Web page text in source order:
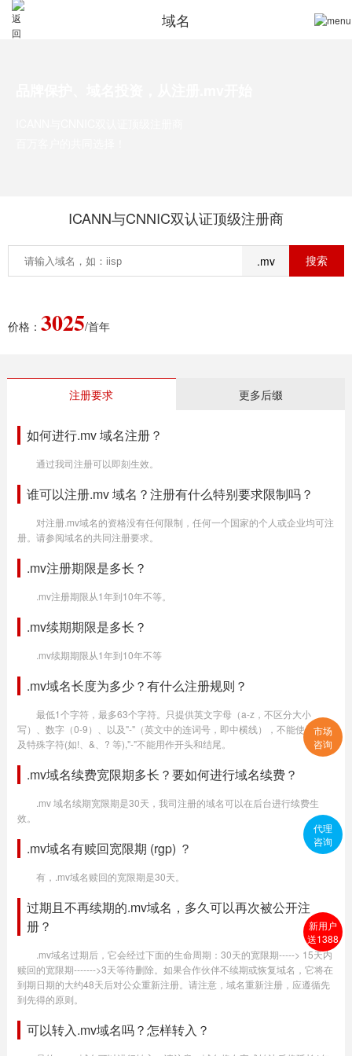
域名
ICANN与CNNIC双认证顶级注册商
.mv
价格： 3025/首年
注册要求 更多后缀
如何进行.mv 域名注册？
通过我司注册可以即刻生效。
谁可以注册.mv 域名？注册有什么特别要求限制吗？
对注册.mv域名的资格没有任何限制，任何一个国家的个人或企业均可注
册。请参阅域名的共同注册要求。
.mv注册期限是多长？
.mv注册期限从1年到10年不等。
.mv续期期限是多长？
.mv续期期限从1年到10年不等
.mv域名长度为多少？有什么注册规则？
最低1个字符，最多63个字符。只提供英文字母（a-z，不区分大小
写）、数字（0-9）、以及"-"（英文中的连词号，即中横线），不能使用空格
及特殊字符(如!、&、? 等),"-"不能用作开头和结尾。
.mv域名续费宽限期多长？要如何进行域名续费？
.mv 域名续期宽限期是30天，我司注册的域名可以在后台进行续费生
效。
.mv域名有赎回宽限期 (rgp) ？
有，.mv域名赎回的宽限期是30天。
过期且不再续期的.mv域名，多久可以再次被公开注
册？
.mv域名过期后，它会经过下面的生命周期：30天的宽限期-----> 15天内
赎回的宽限期------->3天等待删除。如果合作伙伴不续期或恢复域名，它将在
到期日期的大约48天后对公众重新注册。请注意，域名重新注册，应遵循先
到先得的原则。
可以转入.mv域名吗？怎样转入？
市场
咨询
代理
咨询
新用户
送1388